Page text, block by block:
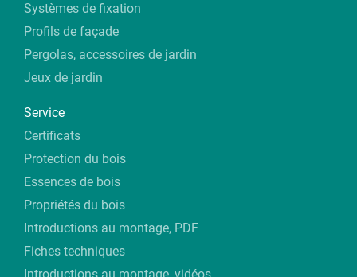
Systèmes de fixation
Profils de façade
Pergolas, accessoires de jardin
Jeux de jardin
Service
Certificats
Protection du bois
Essences de bois
Propriétés du bois
Introductions au montage, PDF
Fiches techniques